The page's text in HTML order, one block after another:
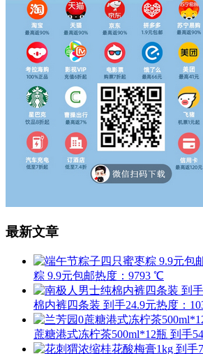
最新文章
粽 9.9元包邮热度：9793 ℃
棉内裤四条装 到手24.9元热度：
蔗糖港式冻柠茶500ml*12瓶 到手